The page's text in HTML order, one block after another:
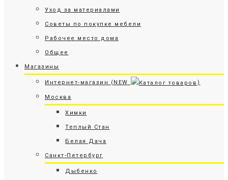
Уход за материалами
Советы по покупке мебели
Рабочее место дома
Общее
Магазины
Интернет-магазин (NEW )
Москва
Химки
Теплый Стан
Белая Дача
Санкт-Петербург
Дыбенко